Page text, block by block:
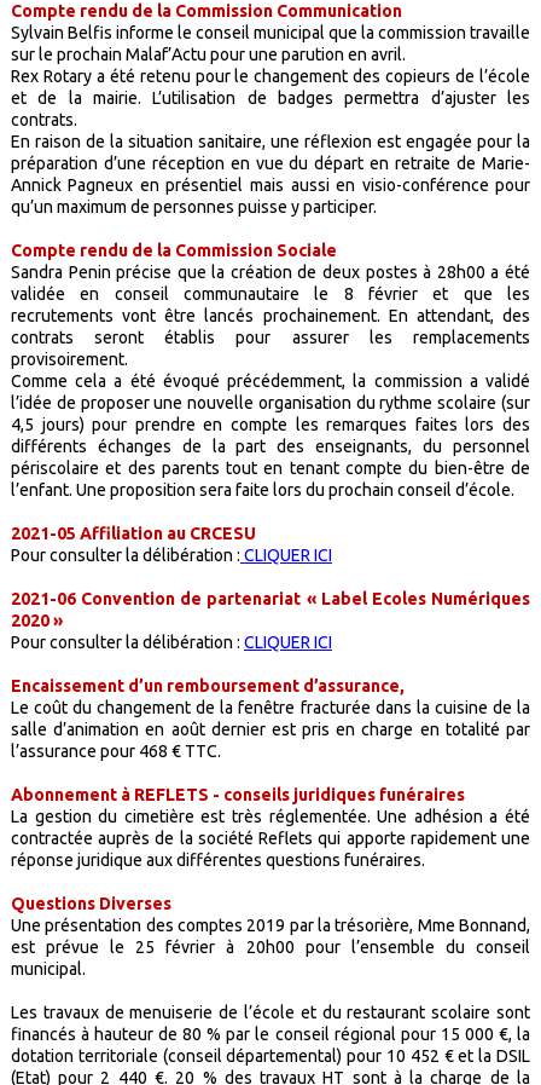
Compte rendu de la Commission Communication
Sylvain Belfis informe le conseil municipal que la commission travaille
sur le prochain Malaf’Actu pour une parution en avril.
Rex Rotary a été retenu pour le changement des copieurs de l’école
et de la mairie. L’utilisation de badges permettra d’ajuster les
contrats.
En raison de la situation sanitaire, une réflexion est engagée pour la
préparation d’une réception en vue du départ en retraite de Marie-
Annick Pagneux en présentiel mais aussi en visio-conférence pour
qu’un maximum de personnes puisse y participer.
Compte rendu de la Commission Sociale
Sandra Penin précise que la création de deux postes à 28h00 a été
validée en conseil communautaire le 8 février et que les
recrutements vont être lancés prochainement. En attendant, des
contrats seront établis pour assurer les remplacements
provisoirement.
Comme cela a été évoqué précédemment, la commission a validé
l’idée de proposer une nouvelle organisation du rythme scolaire (sur
4,5 jours) pour prendre en compte les remarques faites lors des
différents échanges de la part des enseignants, du personnel
périscolaire et des parents tout en tenant compte du bien-être de
l’enfant. Une proposition sera faite lors du prochain conseil d’école.
2021-05 Affiliation au CRCESU
Pour consulter la délibération : CLIQUER ICI
2021-06 Convention de partenariat « Label Ecoles Numériques
2020 »
Pour consulter la délibération : CLIQUER ICI
Encaissement d’un remboursement d’assurance,
Le coût du changement de la fenêtre fracturée dans la cuisine de la
salle d’animation en août dernier est pris en charge en totalité par
l’assurance pour 468 € TTC.
Abonnement à REFLETS - conseils juridiques funéraires
La gestion du cimetière est très réglementée. Une adhésion a été
contractée auprès de la société Reflets qui apporte rapidement une
réponse juridique aux différentes questions funéraires.
Questions Diverses
Une présentation des comptes 2019 par la trésorière, Mme Bonnand,
est prévue le 25 février à 20h00 pour l’ensemble du conseil
municipal.
Les travaux de menuiserie de l’école et du restaurant scolaire sont
financés à hauteur de 80 % par le conseil régional pour 15 000 €, la
dotation territoriale (conseil départemental) pour 10 452 € et la DSIL
(Etat) pour 2 440 €. 20 % des travaux HT sont à la charge de la